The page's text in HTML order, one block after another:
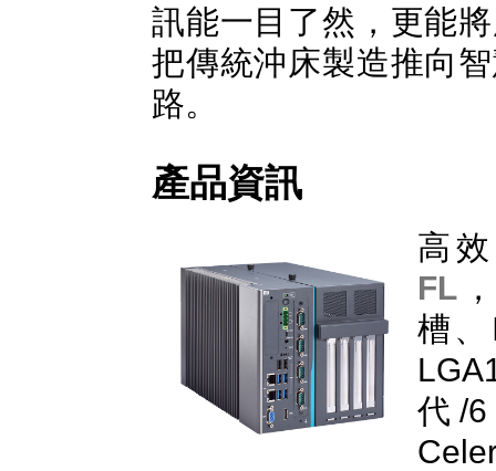
訊能一目了然，更能
把傳統沖床製造推向
路。
產品資訊
高
FL
槽
代/